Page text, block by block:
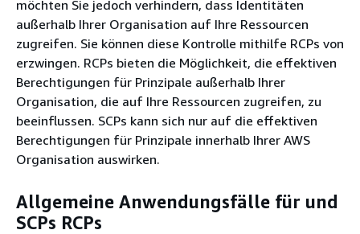
möchten Sie jedoch verhindern, dass Identitäten
außerhalb Ihrer Organisation auf Ihre Ressourcen
zugreifen. Sie können diese Kontrolle mithilfe RCPs von
erzwingen. RCPs bieten die Möglichkeit, die effektiven
Berechtigungen für Prinzipale außerhalb Ihrer
Organisation, die auf Ihre Ressourcen zugreifen, zu
beeinflussen. SCPs kann sich nur auf die effektiven
Berechtigungen für Prinzipale innerhalb Ihrer AWS
Organisation auswirken.
Allgemeine Anwendungsfälle für und
SCPs RCPs